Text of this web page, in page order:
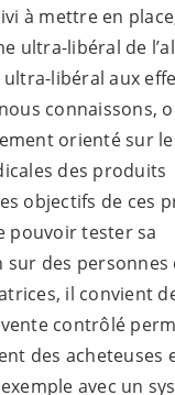
à mettre en
ultra-libéral de
libéral aux
connaissons,
orienté sur
des produits
objectifs de ces
pouvoir tester sa
des personnes
il convient
contrôlé
des acheteuses
avec un